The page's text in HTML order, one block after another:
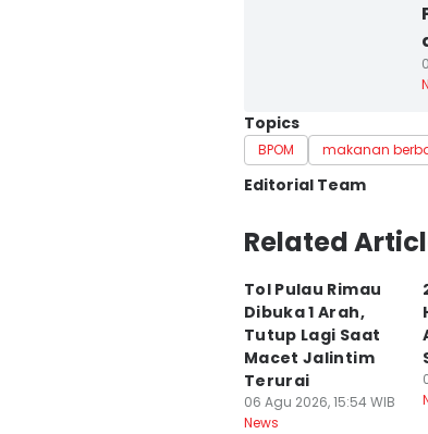
Topics
BPOM makanan
Editorial Team
Editor
Feny Maulia
Editor
Deryardli
Related
Tol Pulau Rimau
Dibuka 1 Arah,
Tutup Lagi Saat
Macet Jalintim
Terurai
06 Agu 2026, 15:54 WIB
News